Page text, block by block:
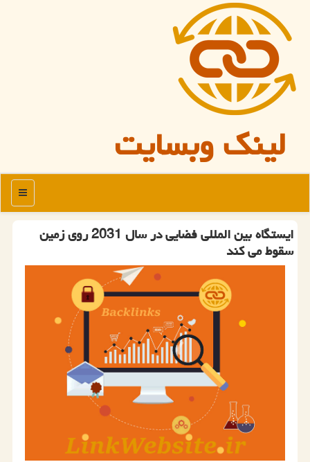
لینک وبسایت
منو
ایستگاه بین المللی فضایی در سال 2031 روی زمین
سقوط می کند